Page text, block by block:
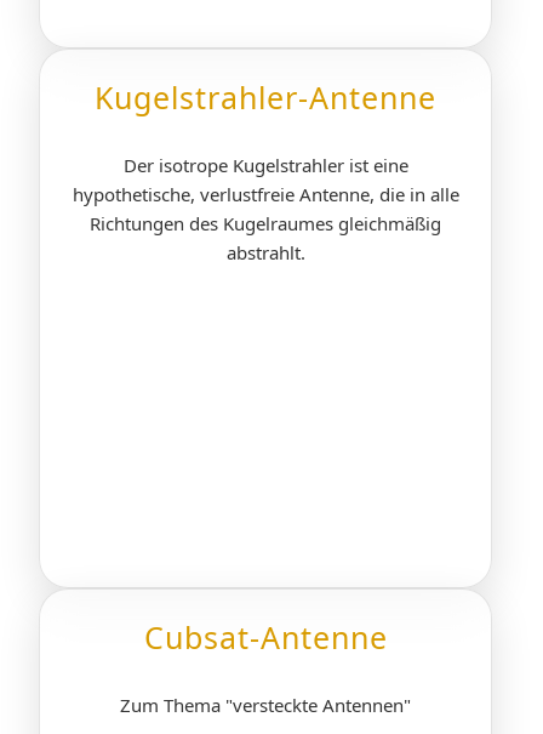
Kugelstrahler-Antenne
Der isotrope Kugelstrahler ist eine
hypothetische, verlustfreie Antenne, die in alle
Richtungen des Kugelraumes gleichmäßig
abstrahlt.
Cubsat-Antenne
Zum Thema "versteckte Antennen"